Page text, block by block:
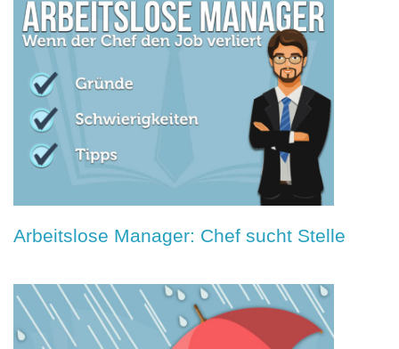
Arbeitslose Manager: Chef sucht Stelle